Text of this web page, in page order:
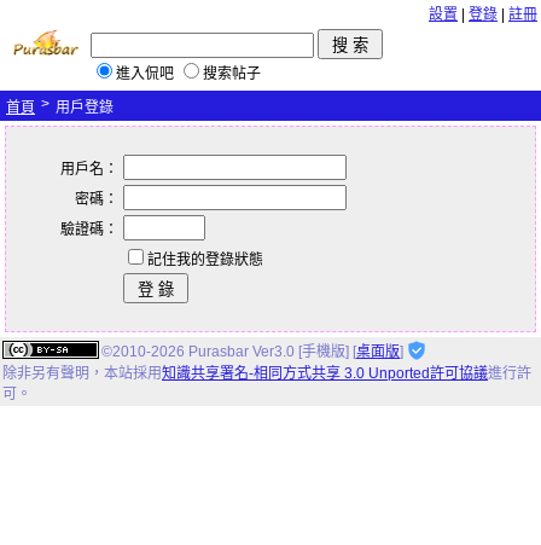
設置 登錄 註冊
進入侃吧
搜索帖子
首頁 > 用戶登錄
用戶名：
密碼：
驗證碼：
記住我的登錄狀態
©2010-2026 Purasbar Ver3.0 [手機版] [桌面版]
除非另有聲明， 本站採用知識共享署名-相同方式共享 3.0 Unported許可協議進行許
可。